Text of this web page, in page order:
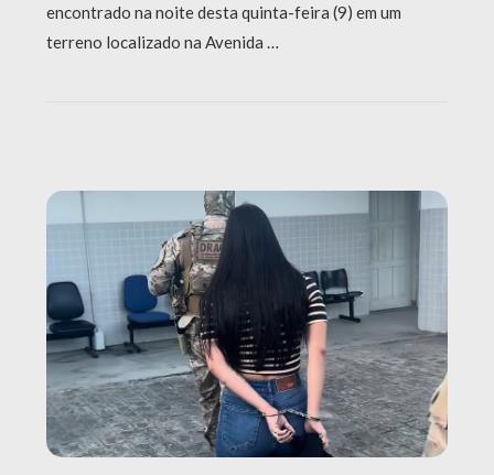
encontrado na noite desta quinta-feira (9) em um
terreno localizado na Avenida …